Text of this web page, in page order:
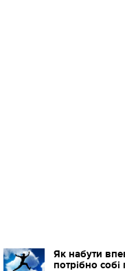
Як набути
потрібно собі